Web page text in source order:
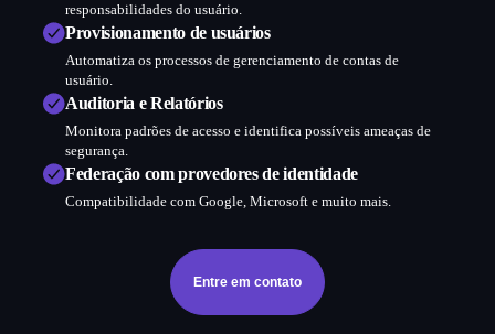
responsabilidades do usuário.
Provisionamento de usuários
Automatiza os processos de gerenciamento de contas de
usuário.
Auditoria e Relatórios
Monitora padrões de acesso e identifica possíveis ameaças de
segurança.
Federação com provedores de identidade
Compatibilidade com Google, Microsoft e muito mais.
Entre em contato